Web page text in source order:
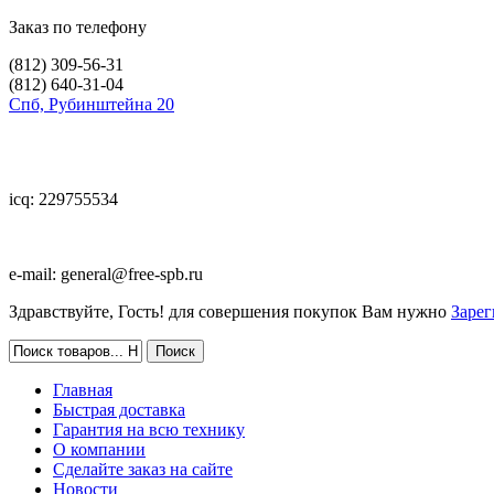
Заказ по телефону
(812) 309-56-31
(812) 640-31-04
Спб, Рубинштейна 20
icq: 229755534
e-mail: general@free-spb.ru
Здравствуйте, Гость! для совершения покупок Вам нужно
Главная
Быстрая доставка
Гарантия на всю технику
О компании
Сделайте заказ на сайте
Новости